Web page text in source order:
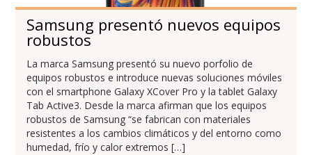
Samsung presentó nuevos equipos
robustos
La marca Samsung presentó su nuevo porfolio de
equipos robustos e introduce nuevas soluciones móviles
con el smartphone Galaxy XCover Pro y la tablet Galaxy
Tab Active3. Desde la marca afirman que los equipos
robustos de Samsung “se fabrican con materiales
resistentes a los cambios climáticos y del entorno como
humedad, frío y calor extremos […]